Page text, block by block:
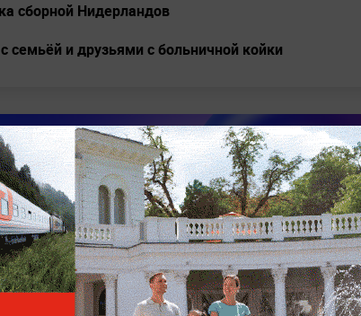
сборной Нидерландов
семьёй и друзьями с больничной койки